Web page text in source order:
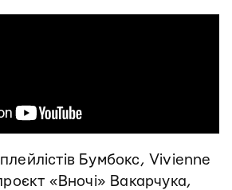
Бумбокс, Vivienne
«Вночі» Вакарчука,